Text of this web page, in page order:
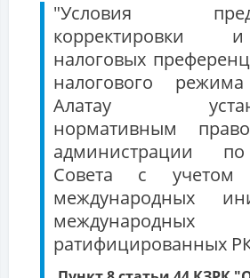
"Условия
корректировки
налоговых
налогового
Алатау
нормативным
администрации
Совета с учетом
международных
международных
ратифицированных